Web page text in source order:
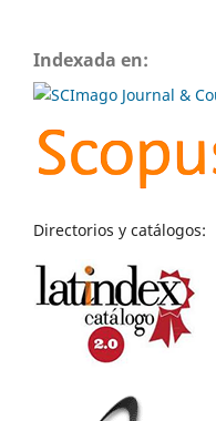
Indexada en:
Directorios y catálogos: